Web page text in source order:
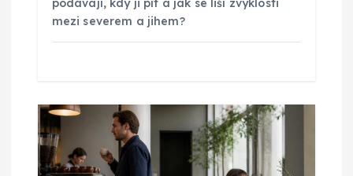
k
podávají, kdy ji pít a jak se liší zvyklosti
mezi severem a jihem?